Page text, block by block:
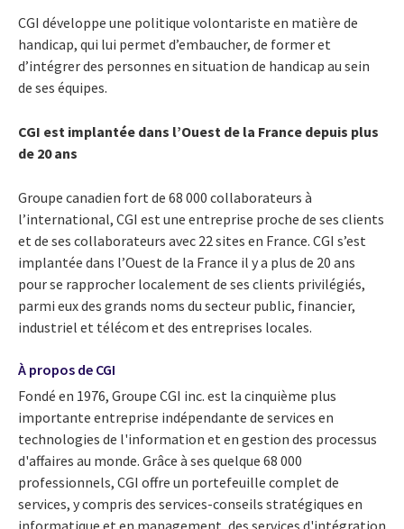
CGI développe une politique volontariste en matière de
handicap, qui lui permet d’embaucher, de former et
d’intégrer des personnes en situation de handicap au sein
de ses équipes.
CGI est implantée dans l’Ouest de la France depuis plus
de 20 ans
Groupe canadien fort de 68 000 collaborateurs à
l’international, CGI est une entreprise proche de ses clients
et de ses collaborateurs avec 22 sites en France. CGI s’est
implantée dans l’Ouest de la France il y a plus de 20 ans
pour se rapprocher localement de ses clients privilégiés,
parmi eux des grands noms du secteur public, financier,
industriel et télécom et des entreprises locales.
À propos de CGI
Fondé en 1976, Groupe CGI inc. est la cinquième plus
importante entreprise indépendante de services en
technologies de l'information et en gestion des processus
d'affaires au monde. Grâce à ses quelque 68 000
professionnels, CGI offre un portefeuille complet de
services, y compris des services-conseils stratégiques en